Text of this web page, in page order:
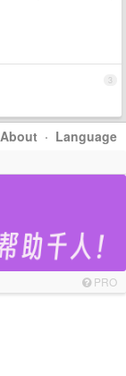
3
About · Language
PRO